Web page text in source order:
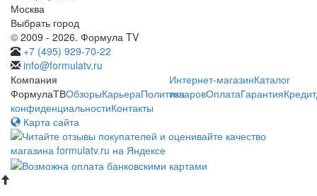
Москва
Выбрать город
© 2009 - 2026. Формула TV
+7 (495) 929-70-22
info@formulatv.ru
Компания
ФормулаТВОбзорыКарьераПолитика
конфиденциальностиКонтакты
Интернет-магазинКаталог
товаровОплатаГарантияКредит
Карта сайта